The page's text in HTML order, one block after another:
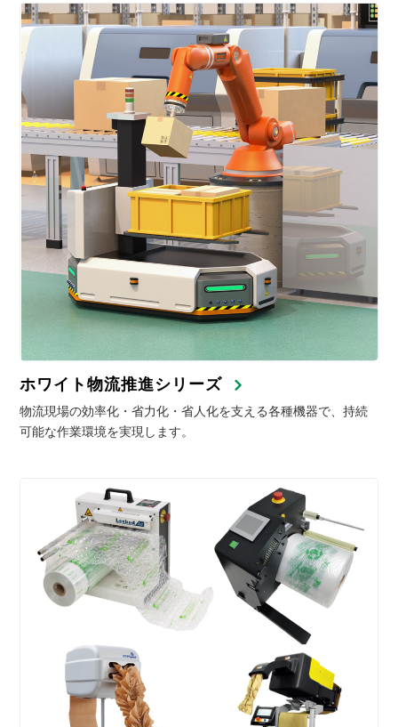
ホワイト物流推進シリーズ
物流現場の効率化・省力化・省人化を支える各種機器で、持続
可能な作業環境を実現します。